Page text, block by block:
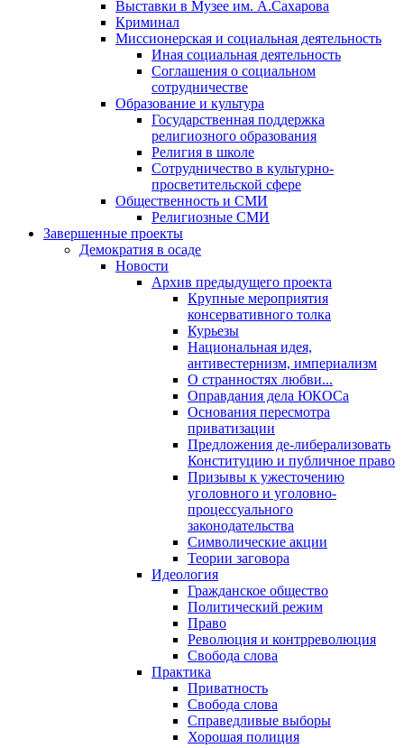
Выставки в Музее им. А.Сахарова
Криминал
Миссионерская и социальная деятельность
Иная социальная деятельность
Соглашения о социальном
сотрудничестве
Образование и культура
Государственная поддержка
религиозного образования
Религия в школе
Сотрудничество в культурно-
просветительской сфере
Общественность и СМИ
Религиозные СМИ
Завершенные проекты
Демократия в осаде
Новости
Архив предыдущего проекта
Крупные мероприятия
консервативного толка
Курьезы
Национальная идея,
антивестернизм, империализм
О странностях любви...
Оправдания дела ЮКОСа
Основания пересмотра
приватизации
Предложения де-либерализовать
Конституцию и публичное право
Призывы к ужесточению
уголовного и уголовно-
процессуального
законодательства
Символические акции
Теории заговора
Идеология
Гражданское общество
Политический режим
Право
Революция и контрреволюция
Свобода слова
Практика
Приватность
Свобода слова
Справедливые выборы
Хорошая полиция